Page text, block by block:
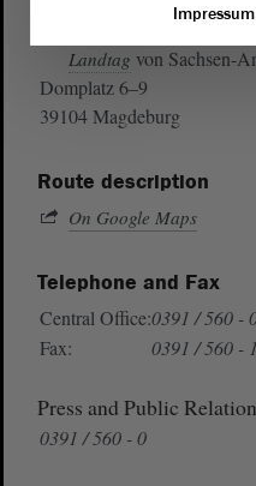
Landtag von Sachsen-
Domplatz 6–9
39104 Magdeburg
Route description
On Google Maps
Telephone and Fax
Central Office:0391 / 560 -
Fax:
0391 / 560 -
Press and Public
0391 / 560 - 0
Impressum